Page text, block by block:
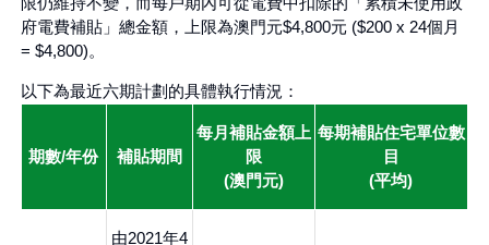
府電費補貼」總金額，上限為澳門元$4,800元 ($200 x 24個月
= $4,800)。
以下為最近六期計劃的具體執行情況：
期數/年份 補貼期間
每月補貼金額上
限
(澳門元)
每期補貼住宅單位數
目
(平均)
由2021年4